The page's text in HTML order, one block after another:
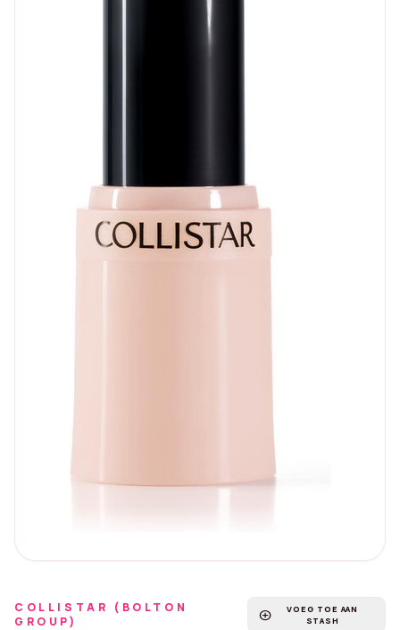
COLLISTAR (BOLTON
GROUP)
add_circle
VOEG TOE AAN
STASH